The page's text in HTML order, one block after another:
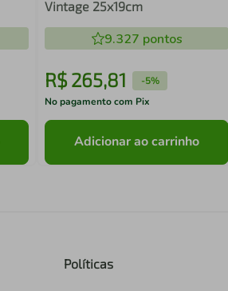
Vintage 25x19cm
9.327 pontos
R$ 265,81 -5%
No pagamento com Pix
Adicionar ao carrinho
Políticas